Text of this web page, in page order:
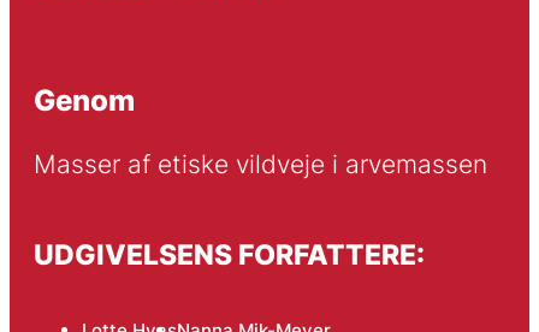
Genom
Masser af etiske vildveje i arvemassen
UDGIVELSENS FORFATTERE: